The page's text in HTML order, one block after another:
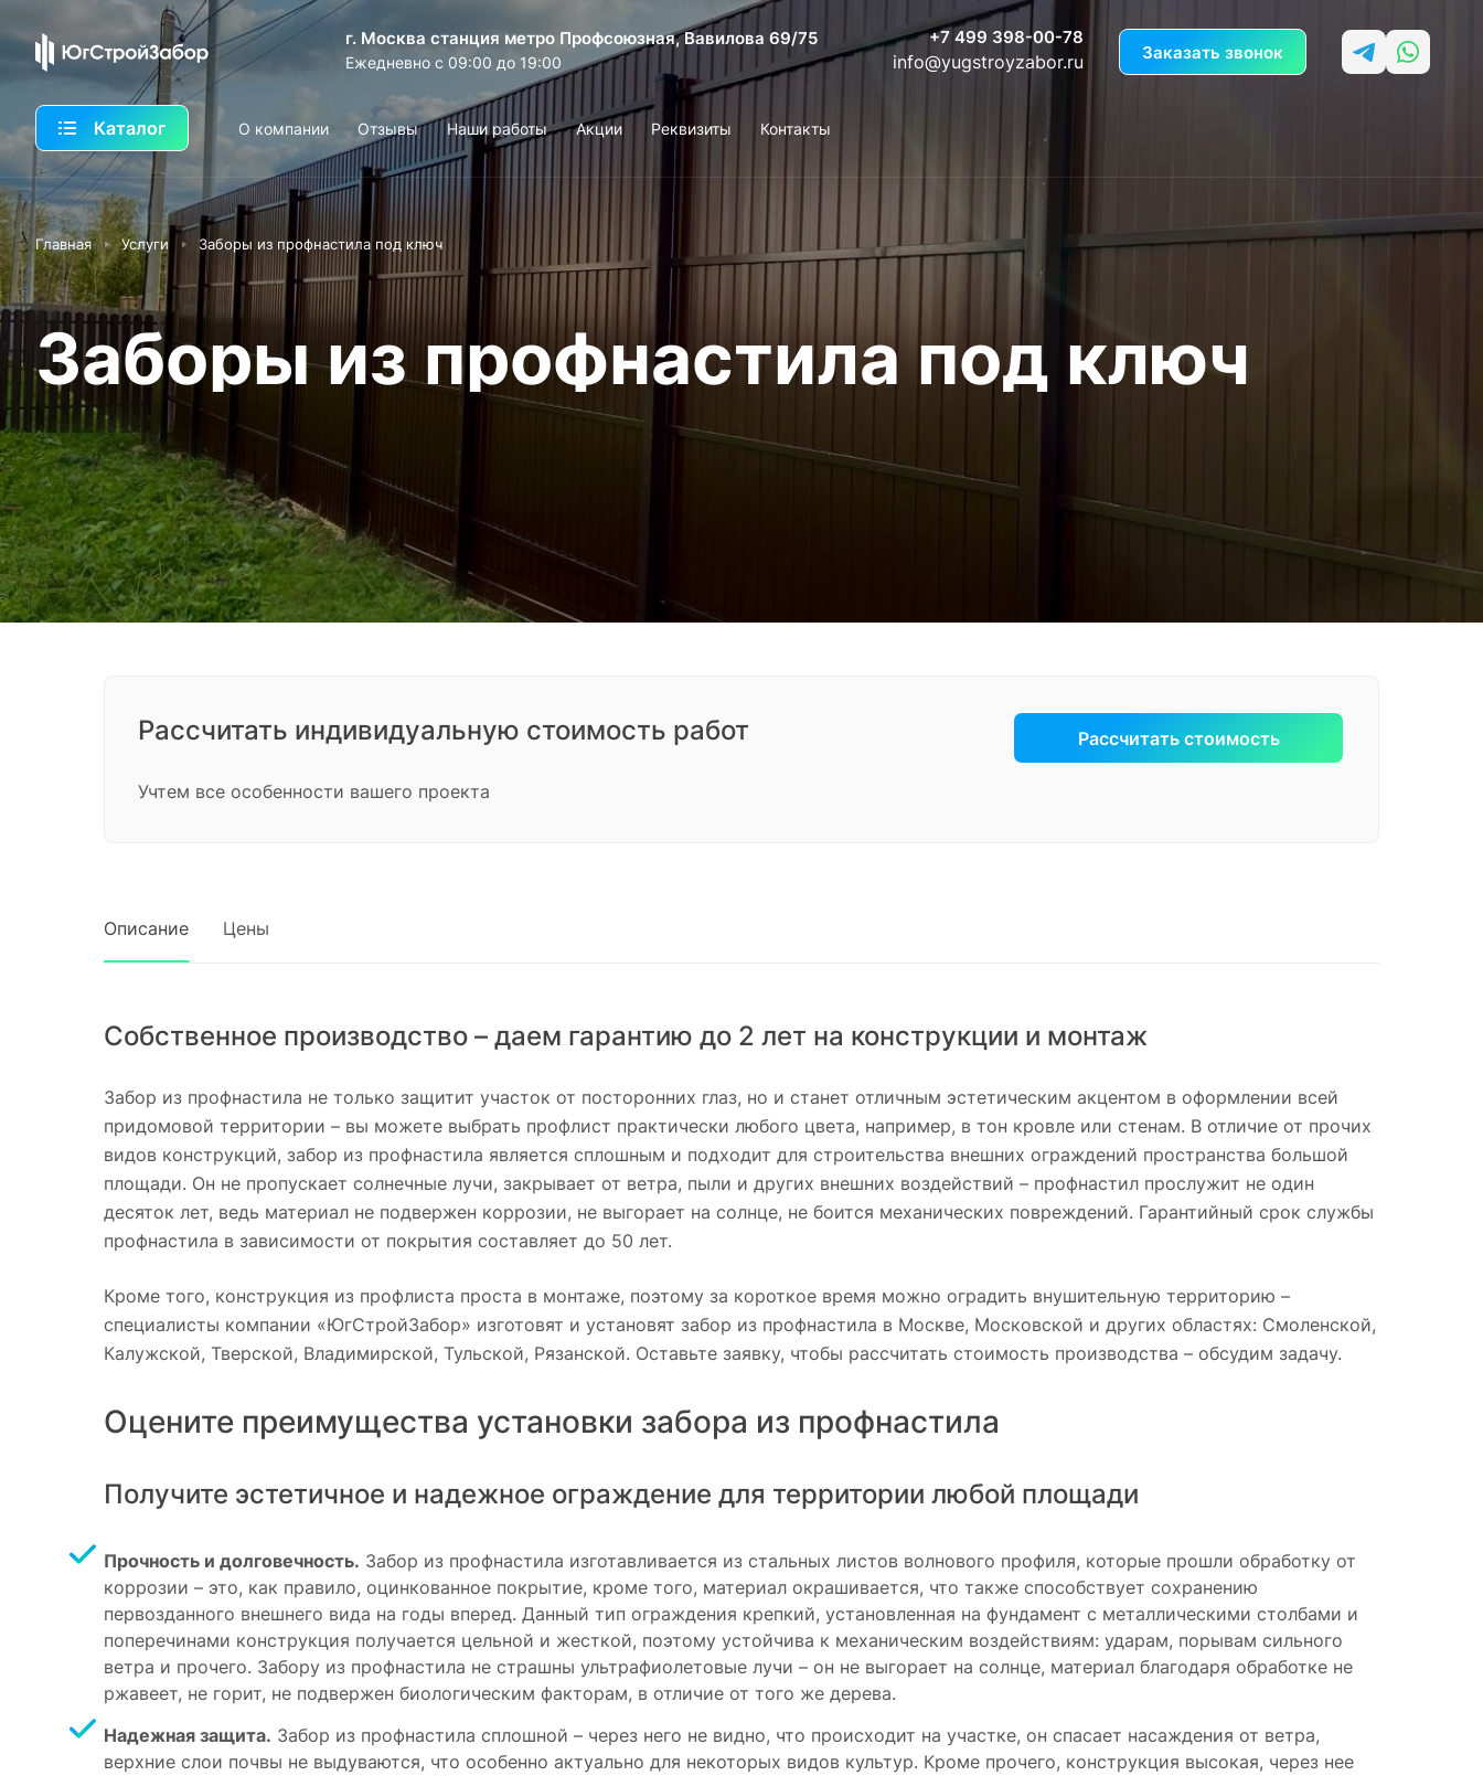
г. Москва станция метро Профсоюзная, Вавилова 69/75
Ежедневно с 09:00 до 19:00
+7 499 398-00-78
info@yugstroyzabor.ru Заказать звонок
Каталог О компании Отзывы Наши работы Акции Реквизиты Контакты
Главная Услуги Заборы из профнастила под ключ
Заборы из профнастила под ключ
Рассчитать индивидуальную стоимость работ
Учтем все особенности вашего проекта
Рассчитать стоимость
Описание Цены
Собственное производство – даем гарантию до 2 лет на конструкции и монтаж
Забор из профнастила не только защитит участок от посторонних глаз, но и станет отличным эстетическим акцентом в оформлении всей
придомовой территории – вы можете выбрать профлист практически любого цвета, например, в тон кровле или стенам. В отличие от прочих
видов конструкций, забор из профнастила является сплошным и подходит для строительства внешних ограждений пространства большой
площади. Он не пропускает солнечные лучи, закрывает от ветра, пыли и других внешних воздействий – профнастил прослужит не один
десяток лет, ведь материал не подвержен коррозии, не выгорает на солнце, не боится механических повреждений. Гарантийный срок службы
профнастила в зависимости от покрытия составляет до 50 лет.
Кроме того, конструкция из профлиста проста в монтаже, поэтому за короткое время можно оградить внушительную территорию –
специалисты компании «ЮгСтройЗабор» изготовят и установят забор из профнастила в Москве, Московской и других областях: Смоленской,
Калужской, Тверской, Владимирской, Тульской, Рязанской. Оставьте заявку, чтобы рассчитать стоимость производства – обсудим задачу.
Оцените преимущества установки забора из профнастила
Получите эстетичное и надежное ограждение для территории любой площади
Прочность и долговечность. Забор из профнастила изготавливается из стальных листов волнового профиля, которые прошли обработку от
коррозии – это, как правило, оцинкованное покрытие, кроме того, материал окрашивается, что также способствует сохранению
первозданного внешнего вида на годы вперед. Данный тип ограждения крепкий, установленная на фундамент с металлическими столбами и
поперечинами конструкция получается цельной и жесткой, поэтому устойчива к механическим воздействиям: ударам, порывам сильного
ветра и прочего. Забору из профнастила не страшны ультрафиолетовые лучи – он не выгорает на солнце, материал благодаря обработке не
ржавеет, не горит, не подвержен биологическим факторам, в отличие от того же дерева.
Надежная защита. Забор из профнастила сплошной – через него не видно, что происходит на участке, он спасает насаждения от ветра,
верхние слои почвы не выдуваются, что особенно актуально для некоторых видов культур. Кроме прочего, конструкция высокая, через нее